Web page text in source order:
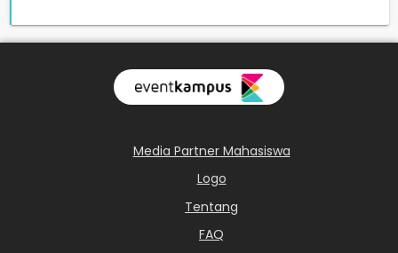
Media Partner Mahasiswa
Logo
Tentang
FAQ